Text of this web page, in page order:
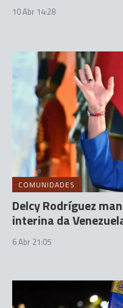
10 Abr 14:28
COMUNIDADES
Delcy Rodríguez
interina da
6 Abr 21:05